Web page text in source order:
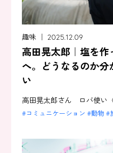
趣味 ｜ 2025.12.09
高田晃太郎｜塩を
へ。どうなるのか分
い
高田晃太郎さん ロバ使い〈
コミュニケーション 動物